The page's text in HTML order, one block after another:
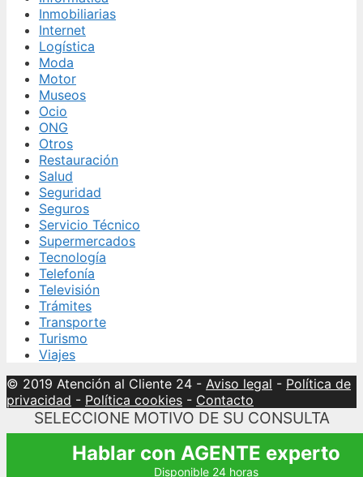
Inmobiliarias
Internet
Logística
Moda
Motor
Museos
Ocio
ONG
Otros
Restauración
Salud
Seguridad
Seguros
Servicio Técnico
Supermercados
Tecnología
Telefonía
Televisión
Trámites
Transporte
Turismo
Viajes
© 2019 Atención al Cliente 24 - Aviso legal - Política de
privacidad - Política cookies - Contacto
SELECCIONE MOTIVO DE SU CONSULTA
Hablar con AGENTE experto
Disponible 24 horas